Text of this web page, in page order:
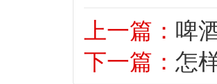
上一篇： 啤
下一篇： 怎